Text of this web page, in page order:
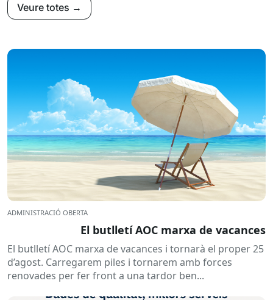
Veure totes →
ADMINISTRACIÓ OBERTA
El butlletí AOC marxa de vacances
El butlletí AOC marxa de vacances i tornarà el proper 25
d’agost. Carregarem piles i tornarem amb forces
renovades per fer front a una tardor ben...